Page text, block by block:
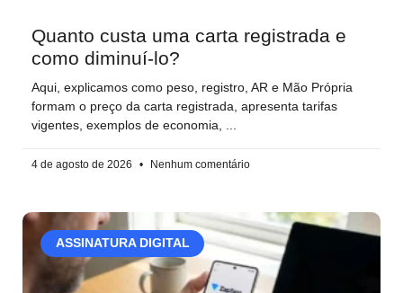
Quanto custa uma carta registrada e
como diminuí-lo?
Aqui, explicamos como peso, registro, AR e Mão Própria
formam o preço da carta registrada, apresenta tarifas
vigentes, exemplos de economia,
4 de agosto de 2026 Nenhum comentário
ASSINATURA DIGITAL